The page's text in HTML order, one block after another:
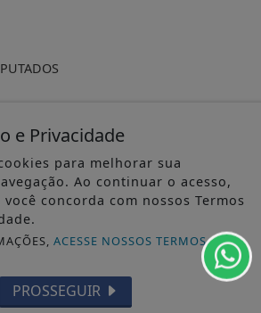
- TODOS OS DIREITOS RESERVADOS
DE USO E PRIVACIDADE
SOBRE
e Privacidade
para melhorar sua
Ao continuar o acesso,
concorda com nossos Termos
ACESSE NOSSOS TERMOS
PROSSEGUIR